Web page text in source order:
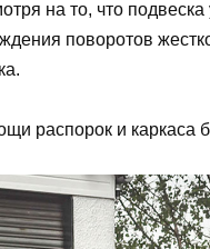
на то, что
поворотов
распорок и каркаса